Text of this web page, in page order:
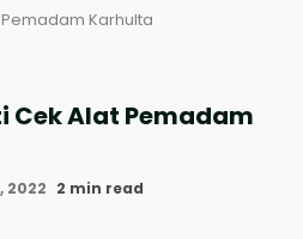
Karhulta
Cek Alat Pemadam
2022 2 min read